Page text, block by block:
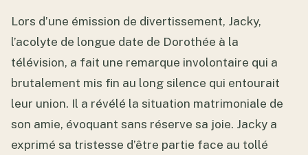
Lors d’une émission de divertissement, Jacky,
l’acolyte de longue date de Dorothée à la
télévision, a fait une remarque involontaire qui a
brutalement mis fin au long silence qui entourait
leur union. Il a révélé la situation matrimoniale de
son amie, évoquant sans réserve sa joie. Jacky a
exprimé sa tristesse d’être partie face au tollé